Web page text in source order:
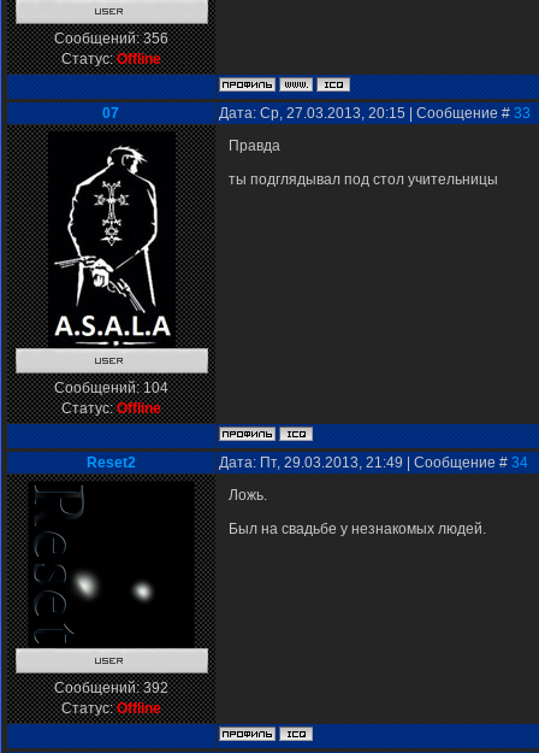
Сообщений:356
Статус:Offline
07 Дата: Ср, 27.03.2013, 20:15 | Сообщение # 33
Сообщений:104
Статус:Offline
Правда
ты подглядывал под стол учительницы
Reset2 Дата: Пт, 29.03.2013, 21:49 | Сообщение # 34
Сообщений:392
Статус:Offline
Ложь.
Был на свадьбе у незнакомых людей.